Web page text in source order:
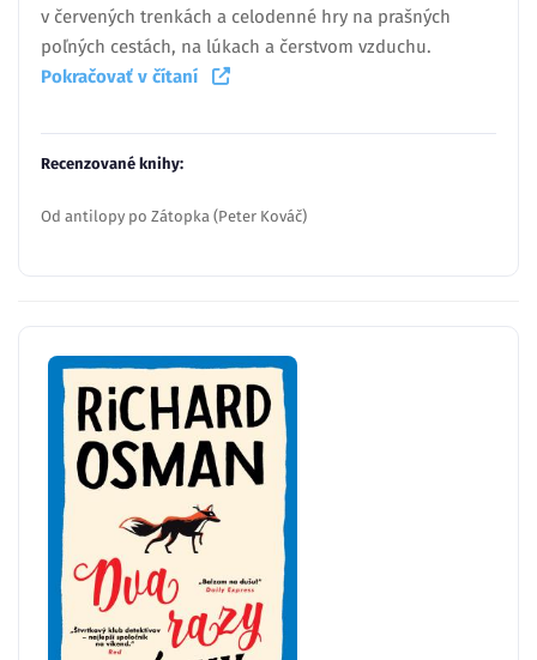
v červených trenkách a celodenné hry na prašných
poľných cestách, na lúkach a čerstvom vzduchu.
Pokračovať v čítaní
Recenzované knihy:
Od antilopy po Zátopka (Peter Kováč)